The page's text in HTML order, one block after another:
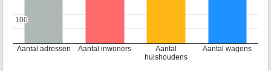
Aantal adressen Aantal inwoners
Aantal
huishoudens
Aantal wagens
100
100